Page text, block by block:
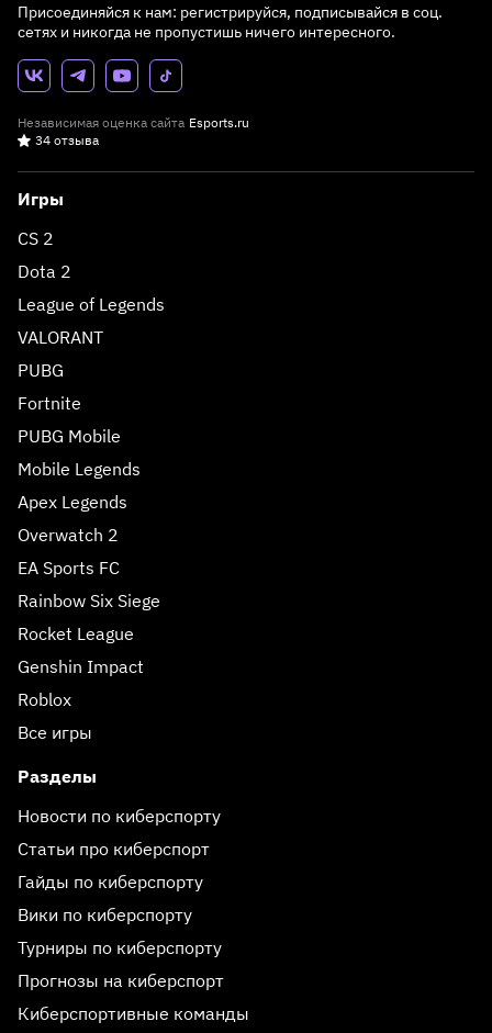
Присоединяйся к нам: регистрируйся, подписывайся в соц.
сетях и никогда не пропустишь ничего интересного.
Независимая оценка сайта Esports.ru
34 отзыва
Игры
CS 2
Dota 2
League of Legends
VALORANT
PUBG
Fortnite
PUBG Mobile
Mobile Legends
Apex Legends
Overwatch 2
EA Sports FC
Rainbow Six Siege
Rocket League
Genshin Impact
Roblox
Все игры
Разделы
Новости по киберспорту
Статьи про киберспорт
Гайды по киберспорту
Вики по киберспорту
Турниры по киберспорту
Прогнозы на киберспорт
Киберспортивные команды